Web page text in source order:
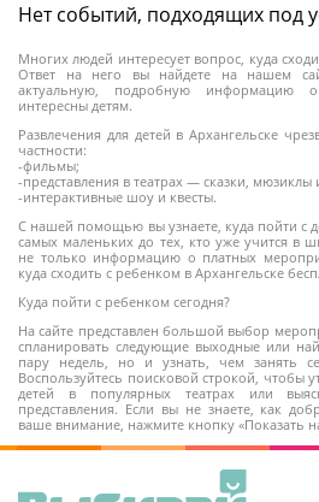
Многих людей интересует вопрос, куда
Ответ на него вы найдете на нашем
актуальную, подробную информацию
интересны детям.
Развлечения для детей в Архангельске
частности:
-фильмы;
-представления в театрах — сказки, мюзиклы
-интерактивные шоу и квесты.
С нашей помощью вы узнаете, куда пойти с
самых маленьких до тех, кто уже учится в
не только информацию о платных
куда сходить с ребенком в Архангельске
Куда пойти с ребенком сегодня?
На сайте представлен большой выбор
спланировать следующие выходные или
пару недель, но и узнать, чем занять
Воспользуйтесь поисковой строкой, чтобы
детей в популярных театрах или
представления. Если вы не знаете, как
ваше внимание, нажмите кнопку «Показать
Нет событий, подходящих под